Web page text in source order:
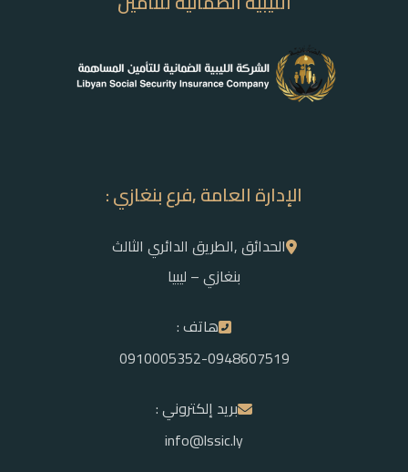
الإدارة العامة ,فرع بنغازي :
الحدائق ,الطريق الدائري الثالث
بنغازي – ليبيا
هاتف :
0910005352-0948607519
بريد إلكتروني :
info@lssic.ly